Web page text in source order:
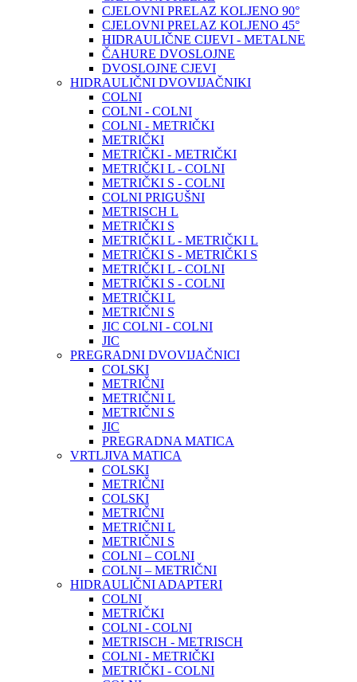
CJELOVNI PRELAZ KOLJENO 90°
CJELOVNI PRELAZ KOLJENO 45°
HIDRAULIČNE CIJEVI - METALNE
ČAHURE DVOSLOJNE
DVOSLOJNE CJEVI
HIDRAULIČNI DVOVIJAČNIKI
COLNI
COLNI - COLNI
COLNI - METRIČKI
METRIČKI
METRIČKI - METRIČKI
METRIČKI L - COLNI
METRIČKI S - COLNI
COLNI PRIGUŠNI
METRISCH L
METRIČKI S
METRIČKI L - METRIČKI L
METRIČKI S - METRIČKI S
METRIČKI L - COLNI
METRIČKI S - COLNI
METRIČKI L
METRIČNI S
JIC COLNI - COLNI
JIC
PREGRADNI DVOVIJAČNICI
COLSKI
METRIČNI
METRIČNI L
METRIČNI S
JIC
PREGRADNA MATICA
VRTLJIVA MATICA
COLSKI
METRIČNI
COLSKI
METRIČNI
METRIČNI L
METRIČNI S
COLNI – COLNI
COLNI – METRIČNI
HIDRAULIČNI ADAPTERI
COLNI
METRIČKI
COLNI - COLNI
METRISCH - METRISCH
COLNI - METRIČKI
METRIČKI - COLNI